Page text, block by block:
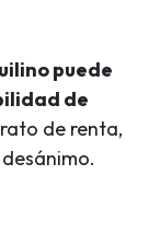
puede
de
de renta,